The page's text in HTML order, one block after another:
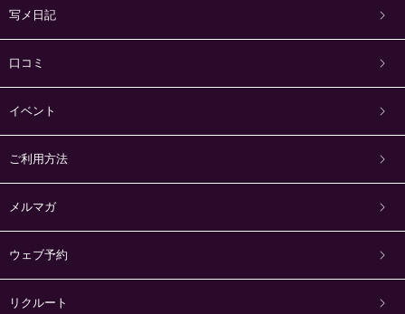
写メ日記
口コミ
イベント
ご利用方法
メルマガ
ウェブ予約
リクルート